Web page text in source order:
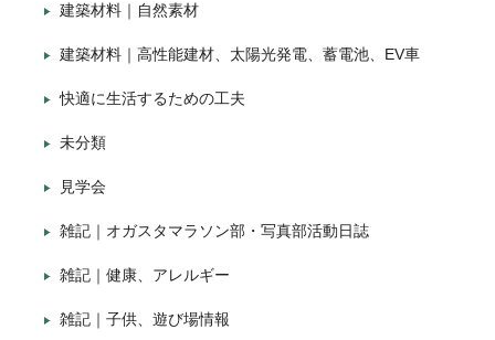
建築材料｜自然素材
建築材料｜高性能建材、太陽光発電、蓄電池、EV車
快適に生活するための工夫
未分類
見学会
雑記｜オガスタマラソン部・写真部活動日誌
雑記｜健康、アレルギー
雑記｜子供、遊び場情報